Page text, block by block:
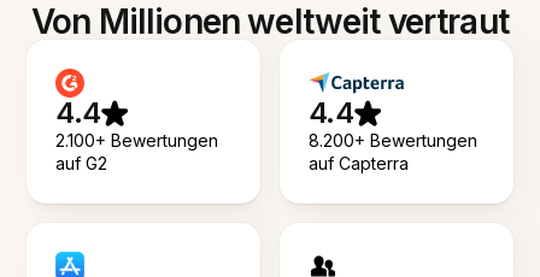
Von Millionen weltweit vertraut
4.4
2.100+ Bewertungen
auf G2
4.4
8.200+ Bewertungen
auf Capterra